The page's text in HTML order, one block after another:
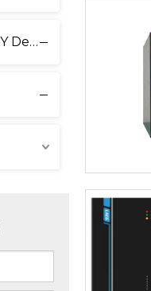
Sistema Fotovoltaico Y De Almacenamiento De Energía